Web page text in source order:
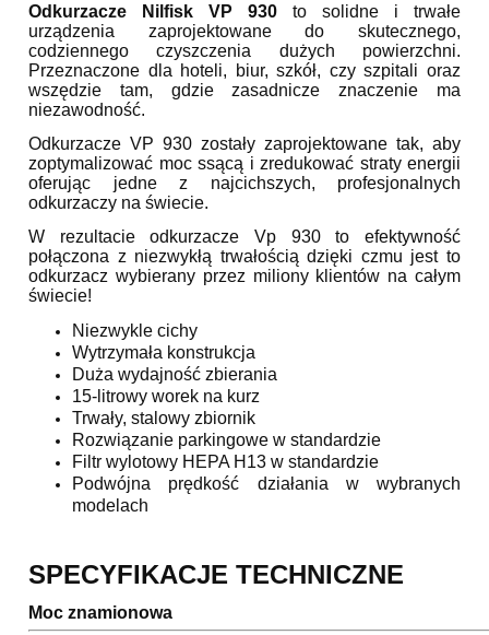
Odkurzacze Nilfisk VP 930 to solidne i trwałe
urządzenia zaprojektowane do skutecznego,
codziennego czyszczenia dużych powierzchni.
Przeznaczone dla hoteli, biur, szkół, czy szpitali oraz
wszędzie tam, gdzie zasadnicze znaczenie ma
niezawodność.
Odkurzacze VP 930 zostały zaprojektowane tak, aby
zoptymalizować moc ssącą i zredukować straty energii
oferując jedne z najcichszych, profesjonalnych
odkurzaczy na świecie.
W rezultacie odkurzacze Vp 930 to efektywność
połączona z niezwykłą trwałością dzięki czmu jest to
odkurzacz wybierany przez miliony klientów na całym
świecie!
Niezwykle cichy
Wytrzymała konstrukcja
Duża wydajność zbierania
15-litrowy worek na kurz
Trwały, stalowy zbiornik
Rozwiązanie parkingowe w standardzie
Filtr wylotowy HEPA H13 w standardzie
Podwójna prędkość działania w wybranych
modelach
SPECYFIKACJE TECHNICZNE
Moc znamionowa